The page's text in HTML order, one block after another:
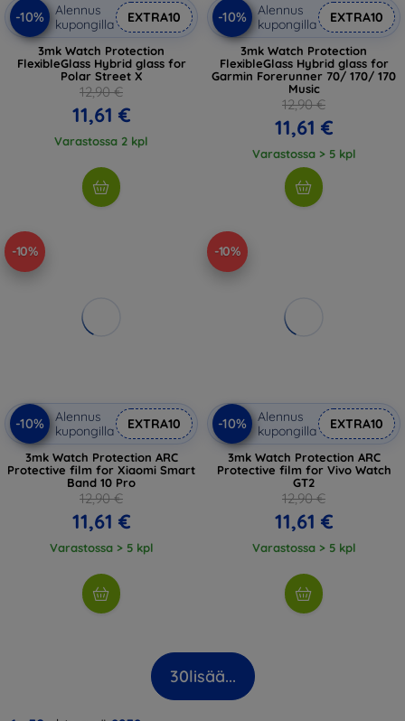
-10%
Alennus
kupongilla
EXTRA10
3mk Watch Protection
FlexibleGlass Hybrid glass for
Polar Street X
12,90 €
11,61 €
Varastossa 2 kpl
-10%
Alennus
kupongilla
EXTRA10
3mk Watch Protection
FlexibleGlass Hybrid glass for
Garmin Forerunner 70/ 170/ 170
Music
12,90 €
11,61 €
Varastossa > 5 kpl
-10%
-10%
Alennus
kupongilla
EXTRA10
3mk Watch Protection ARC
Protective film for Xiaomi Smart
Band 10 Pro
12,90 €
11,61 €
Varastossa > 5 kpl
-10%
-10%
Alennus
kupongilla
EXTRA10
3mk Watch Protection ARC
Protective film for Vivo Watch
GT2
12,90 €
11,61 €
Varastossa > 5 kpl
30lisää...